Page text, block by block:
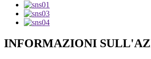
INFORMAZIONI